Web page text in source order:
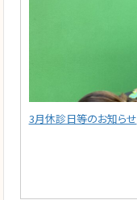
3月休診日等のお知らせ